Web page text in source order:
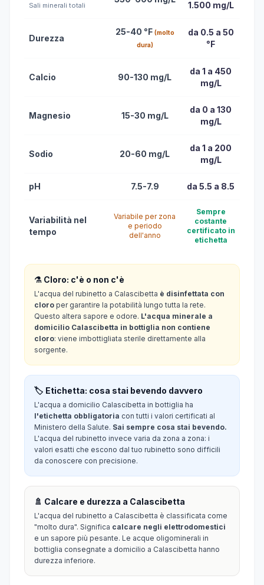
Sali minerali totali 1.500 mg/L
Durezza
25-40 °F (molto
dura)
da 0.5 a 50
°F
Calcio 90-130 mg/L
da 1 a 450
mg/L
Magnesio 15-30 mg/L
da 0 a 130
mg/L
Sodio 20-60 mg/L
da 1 a 200
mg/L
pH 7.5-7.9 da 5.5 a 8.5
Variabilità nel
tempo
Variabile per zona
e periodo
dell'anno
Sempre
costante
certificato in
etichetta
⚗️ Cloro: c'è o non c'è
L'acqua del rubinetto a Calascibetta è disinfettata con
cloro per garantire la potabilità lungo tutta la rete.
Questo altera sapore e odore. L'acqua minerale a
domicilio Calascibetta in bottiglia non contiene
cloro: viene imbottigliata sterile direttamente alla
sorgente.
🏷️ Etichetta: cosa stai bevendo davvero
L'acqua a domicilio Calascibetta in bottiglia ha
l'etichetta obbligatoria con tutti i valori certificati al
Ministero della Salute. Sai sempre cosa stai bevendo.
L'acqua del rubinetto invece varia da zona a zona: i
valori esatti che escono dal tuo rubinetto sono difficili
da conoscere con precisione.
🚿 Calcare e durezza a Calascibetta
L'acqua del rubinetto a Calascibetta è classificata come
"molto dura". Significa calcare negli elettrodomestici
e un sapore più pesante. Le acque oligominerali in
bottiglia consegnate a domicilio a Calascibetta hanno
durezza inferiore.